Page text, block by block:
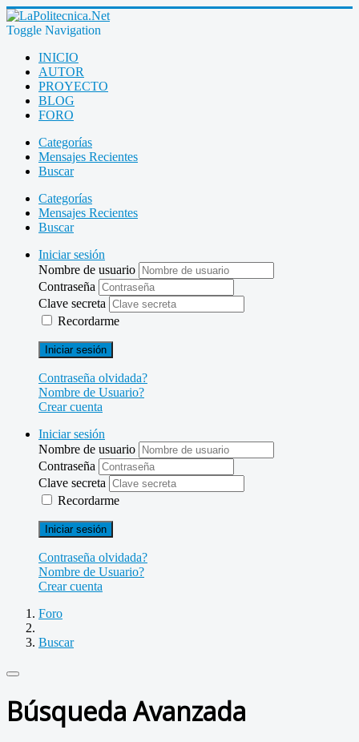
Toggle Navigation
INICIO
AUTOR
PROYECTO
BLOG
FORO
Categorías
Mensajes Recientes
Buscar
Categorías
Mensajes Recientes
Buscar
Iniciar sesión
Nombre de usuario
Contraseña
Clave secreta
Recordarme
Iniciar sesión
Contraseña olvidada?
Nombre de Usuario?
Crear cuenta
Iniciar sesión
Nombre de usuario
Contraseña
Clave secreta
Recordarme
Iniciar sesión
Contraseña olvidada?
Nombre de Usuario?
Crear cuenta
Foro
Buscar
Búsqueda Avanzada